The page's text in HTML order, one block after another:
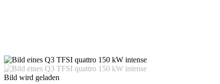
Bild wird geladen